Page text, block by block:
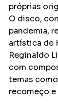
próprias
O disco,
pandemia,
artística de
Reginaldo
com
temas
recomeço